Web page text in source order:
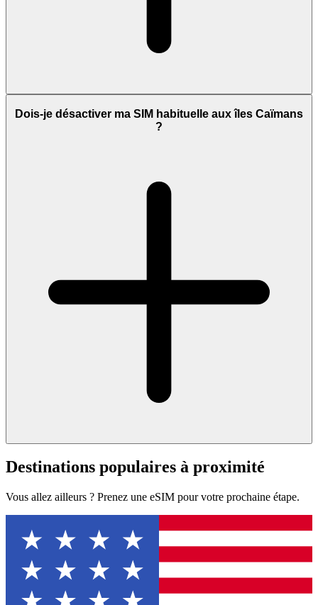
Dois-je désactiver ma SIM habituelle aux îles Caïmans
?
Destinations populaires à proximité
Vous allez ailleurs ? Prenez une eSIM pour votre prochaine étape.